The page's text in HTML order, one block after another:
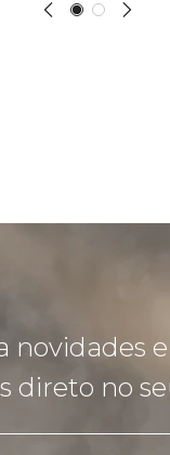
novidades
direto no